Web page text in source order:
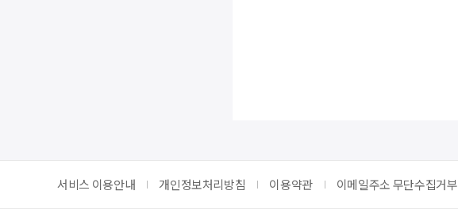
서비스 이용안내 개인정보처리방침 이용약관 이메일주소 무단수집거부